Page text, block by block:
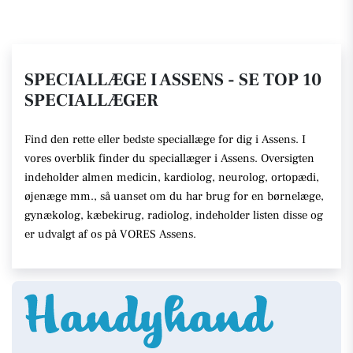
SPECIALLÆGE I ASSENS - SE TOP 10
SPECIALLÆGER
Find den rette eller bedste speciallæge for dig i Assens. I
vores overblik finder du speciallæger i Assens. Oversigten
indeholder almen medicin, kardiolog, neurolog, ortopædi,
øjenæge mm., så uanset om du har brug for en børnelæge,
gynækolog, kæbekirug, radiolog, indeholder listen disse og
er udvalgt af os på VORES Assens.